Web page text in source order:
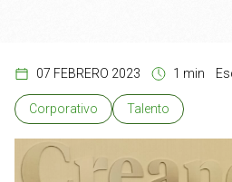
07 FEBRERO 2023 1 min
Corporativo Talento